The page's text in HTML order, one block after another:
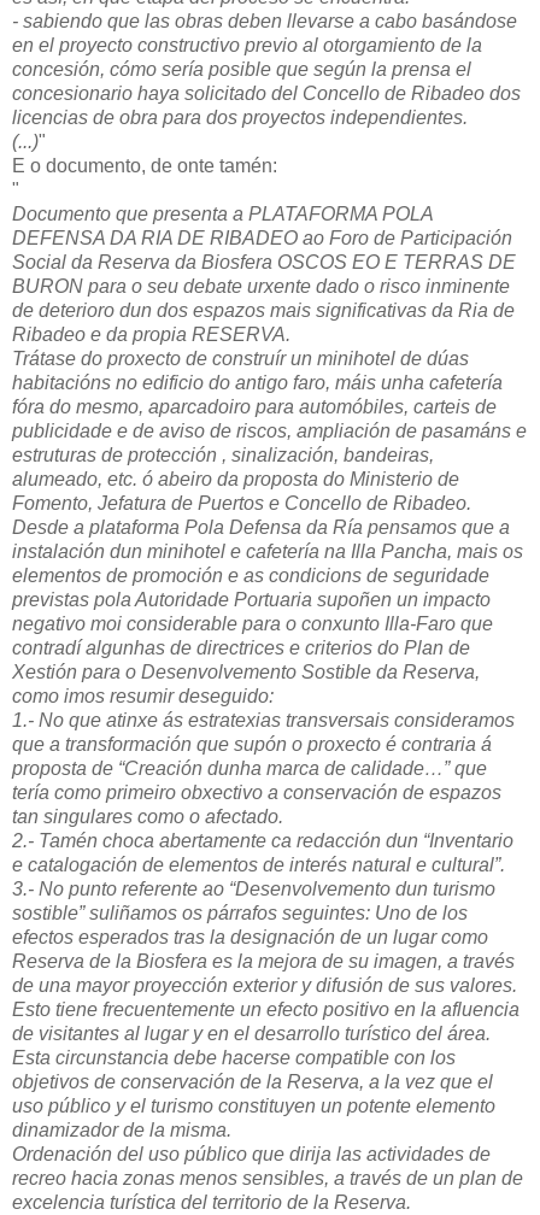
- sabiendo que las obras deben llevarse a cabo basándose
en el proyecto constructivo previo al otorgamiento de la
concesión, cómo sería posible que según la prensa el
concesionario haya solicitado del Concello de Ribadeo dos
licencias de obra para dos proyectos independientes.
(...)"
E o documento, de onte tamén:
"
Documento que presenta a PLATAFORMA POLA
DEFENSA DA RIA DE RIBADEO ao Foro de Participación
Social da Reserva da Biosfera OSCOS EO E TERRAS DE
BURON para o seu debate urxente dado o risco inminente
de deterioro dun dos espazos mais significativas da Ria de
Ribadeo e da propia RESERVA.
Trátase do proxecto de construír un minihotel de dúas
habitacións no edificio do antigo faro, máis unha cafetería
fóra do mesmo, aparcadoiro para automóbiles, carteis de
publicidade e de aviso de riscos, ampliación de pasamáns e
estruturas de protección , sinalización, bandeiras,
alumeado, etc. ó abeiro da proposta do Ministerio de
Fomento, Jefatura de Puertos e Concello de Ribadeo.
Desde a plataforma Pola Defensa da Ría pensamos que a
instalación dun minihotel e cafetería na Illa Pancha, mais os
elementos de promoción e as condicions de seguridade
previstas pola Autoridade Portuaria supoñen un impacto
negativo moi considerable para o conxunto Illa-Faro que
contradí algunhas de directrices e criterios do Plan de
Xestión para o Desenvolvemento Sostible da Reserva,
como imos resumir deseguido:
1.- No que atinxe ás estratexias transversais consideramos
que a transformación que supón o proxecto é contraria á
proposta de “Creación dunha marca de calidade…” que
tería como primeiro obxectivo a conservación de espazos
tan singulares como o afectado.
2.- Tamén choca abertamente ca redacción dun “Inventario
e catalogación de elementos de interés natural e cultural”.
3.- No punto referente ao “Desenvolvemento dun turismo
sostible” suliñamos os párrafos seguintes: Uno de los
efectos esperados tras la designación de un lugar como
Reserva de la Biosfera es la mejora de su imagen, a través
de una mayor proyección exterior y difusión de sus valores.
Esto tiene frecuentemente un efecto positivo en la afluencia
de visitantes al lugar y en el desarrollo turístico del área.
Esta circunstancia debe hacerse compatible con los
objetivos de conservación de la Reserva, a la vez que el
uso público y el turismo constituyen un potente elemento
dinamizador de la misma.
Ordenación del uso público que dirija las actividades de
recreo hacia zonas menos sensibles, a través de un plan de
excelencia turística del territorio de la Reserva.